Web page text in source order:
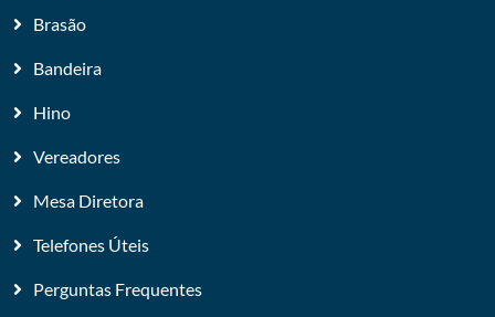
Brasão
Bandeira
Hino
Vereadores
Mesa Diretora
Telefones Úteis
Perguntas Frequentes